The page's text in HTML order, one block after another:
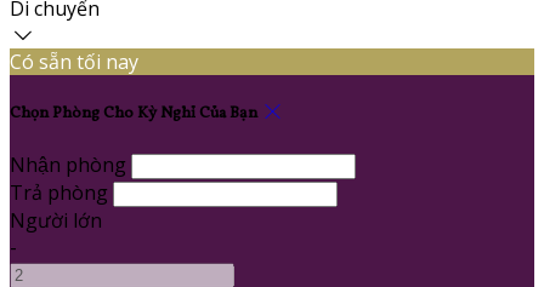
Di chuyển
Có sẵn tối nay
Chọn Phòng Cho Kỳ Nghỉ Của Bạn
Nhận phòng
Trả phòng
Người lớn
-